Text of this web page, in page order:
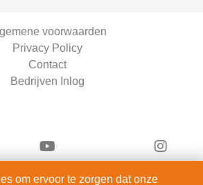
voorwaarden
Privacy Policy
Contact
Bedrijven Inlog
om ervoor te zorgen dat onze